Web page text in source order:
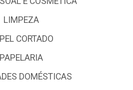
LIMPEZA
CORTADO
PAPELARIA
DOMÉSTICAS